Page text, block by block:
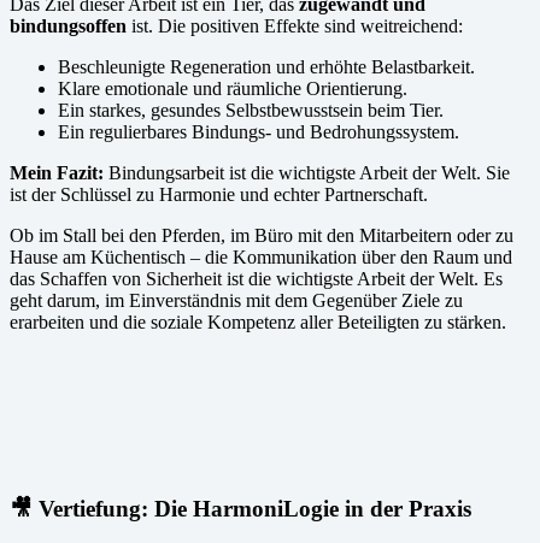
Das Ziel dieser Arbeit ist ein Tier, das zugewandt und
bindungsoffen ist. Die positiven Effekte sind weitreichend:
Beschleunigte Regeneration und erhöhte Belastbarkeit.
Klare emotionale und räumliche Orientierung.
Ein starkes, gesundes Selbstbewusstsein beim Tier.
Ein regulierbares Bindungs- und Bedrohungssystem.
Mein Fazit: Bindungsarbeit ist die wichtigste Arbeit der Welt. Sie
ist der Schlüssel zu Harmonie und echter Partnerschaft.
Ob im Stall bei den Pferden, im Büro mit den Mitarbeitern oder zu
Hause am Küchentisch – die Kommunikation über den Raum und
das Schaffen von Sicherheit ist die wichtigste Arbeit der Welt. Es
geht darum, im Einverständnis mit dem Gegenüber Ziele zu
erarbeiten und die soziale Kompetenz aller Beteiligten zu stärken.
🎥 Vertiefung: Die HarmoniLogie in der Praxis